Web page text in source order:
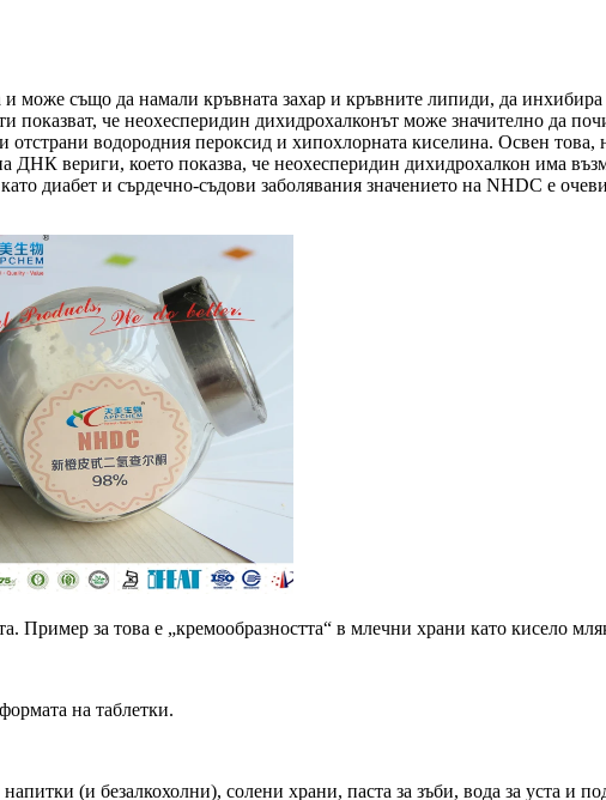
може също да намали кръвната захар и кръвните липиди, да инхибира
че неохесперидин дихидрохалконът може значително да
водородния пероксид и хипохлорната киселина. Освен това,
вериги, което показва, че неохесперидин дихидрохалкон има
диабет и сърдечно-съдови заболявания значението на NHDC е
Пример за това е „кремообразността“ в млечни храни като кисело
на таблетки.
(и безалкохолни), солени храни, паста за зъби, вода за уста и